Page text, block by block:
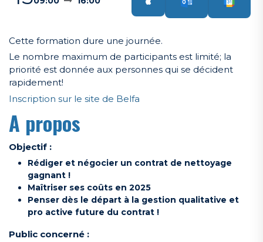
Cette formation dure une journée.
Le nombre maximum de participants est limité; la
priorité est donnée aux personnes qui se décident
rapidement!
Inscription sur le site de Belfa
A propos
Objectif :
Rédiger et négocier un contrat de nettoyage
gagnant !
Maîtriser ses coûts en 2025
Penser dès le départ à la gestion qualitative et
pro active future du contrat !
Public concerné :